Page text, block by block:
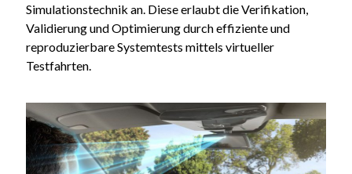
Simulationstechnik an. Diese erlaubt die Verifikation,
Validierung und Optimierung durch effiziente und
reproduzierbare Systemtests mittels virtueller
Testfahrten.